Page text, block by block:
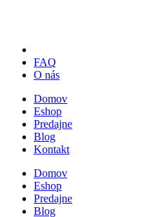
FAQ
O nás
Domov
Eshop
Predajne
Blog
Kontakt
Domov
Eshop
Predajne
Blog